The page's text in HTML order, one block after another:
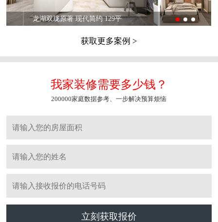
龙湖双珑原著 现代简约 129平
获取更多案例 >
我家装修需要多少钱？
200000家庭数据参考、一步解决预算烦恼
立刻获取报价